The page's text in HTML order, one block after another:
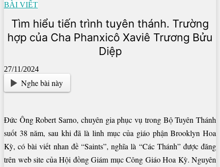
BÀI VIẾT
Tìm hiểu tiến trình tuyên thánh. Trường
hợp của Cha Phanxicô Xaviê Trương Bửu
Diệp
27/11/2024
Nghe bài này
Đức Ông Robert Sarno, chuyên gia phục vụ trong Bộ Tuyên Thánh
suốt 38 năm, sau khi đã là linh mục của giáo phận Brooklyn Hoa
Kỳ, có bài viết nhan đề “Saints”, nghĩa là “Các Thánh” được đăng
trên web site của Hội đồng Giám mục Công Giáo Hoa Kỳ. Nguyên